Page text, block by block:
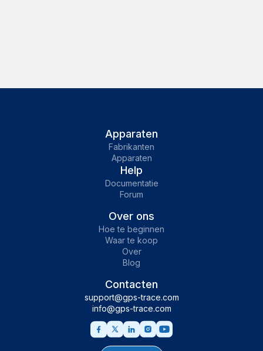
Apparaten
Fabrikanten
Apparaten
Help
Documentatie
Forum
Over ons
Hoe te beginnen
Waar te koop
Over
Blog
Contacten
support@gps-trace.com
info@gps-trace.com